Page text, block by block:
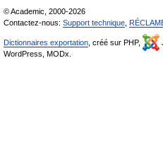
© Academic, 2000-2026
Contactez-nous: Support technique
Dictionnaires exportation , créé sur PHP,
WordPress, MODx.